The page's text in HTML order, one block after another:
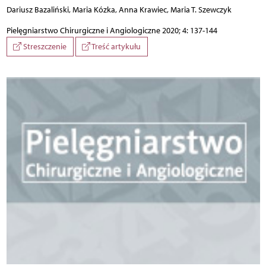
Dariusz Bazaliński, Maria Kózka, Anna Krawiec, Maria T. Szewczyk
Pielęgniarstwo Chirurgiczne i Angiologiczne 2020; 4: 137-144
Streszczenie
Treść artykułu